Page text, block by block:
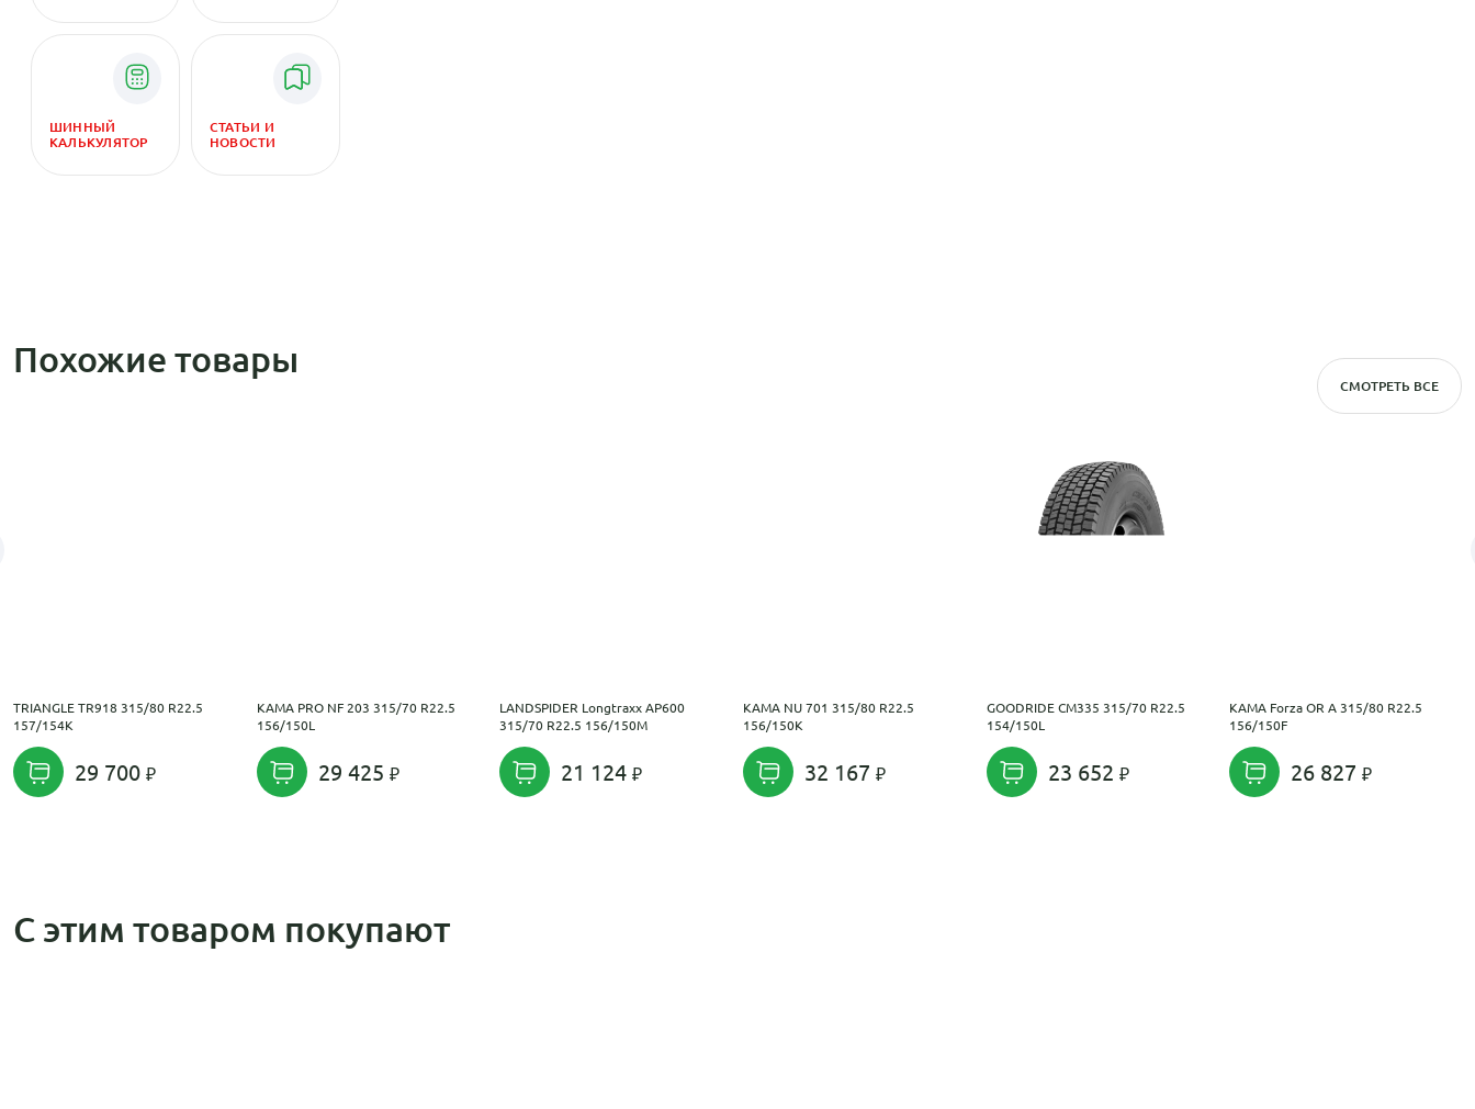
ШИННЫЙ
КАЛЬКУЛЯТОР
СТАТЬИ И
НОВОСТИ
Похожие товары
СМОТРЕТЬ ВСЕ
TRIANGLE TR918 315/80 R22.5
157/154K
29 700
KAMA PRO NF 203 315/70 R22.5
156/150L
29 425
LANDSPIDER Longtraxx AP600
315/70 R22.5 156/150M
21 124
KAMA NU 701 315/80 R22.5
156/150K
32 167
GOODRIDE CM335 315/70 R22.5
154/150L
23 652
KAMA Forza OR A 315/80 R22.5
156/150F
26 827
С этим товаром покупают